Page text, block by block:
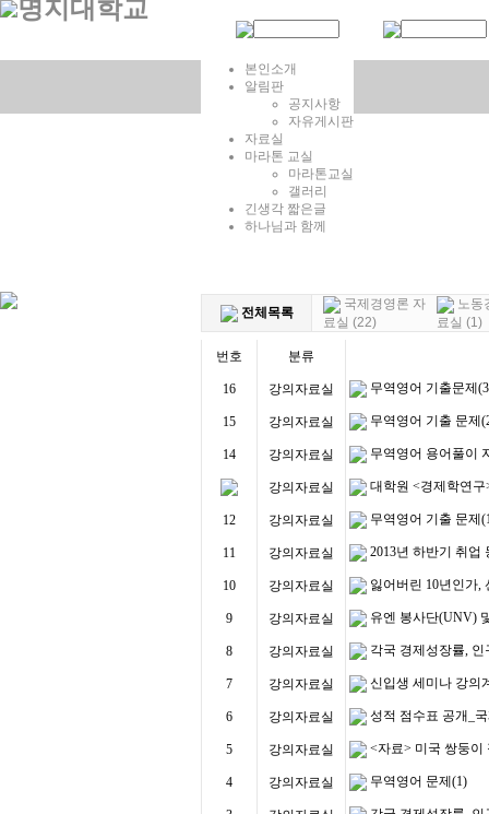
본인소개
알림판
공지사항
자유게시판
자료실
마라톤 교실
마라톤교실
갤러리
긴생각 짧은글
하나님과 함께
전체목록
국제경영론 자
료실 (22)
노동
료실 (1)
번호 분류
16 강의자료실 무역영어 기출문제
15 강의자료실 무역영어 기출 문제
14 강의자료실 무역영어 용어풀이
강의자료실 대학원 <경제학연구
12 강의자료실 무역영어 기출 문제
11 강의자료실 2013년 하반기 취업
10 강의자료실 잃어버린 10년인가,
9 강의자료실 유엔 봉사단(UNV)
8 강의자료실 각국 경제성장률,
7 강의자료실 신입생 세미나 강의
6 강의자료실 성적 점수표 공개_
5 강의자료실 <자료> 미국 쌍둥이
4 강의자료실 무역영어 문제(1)